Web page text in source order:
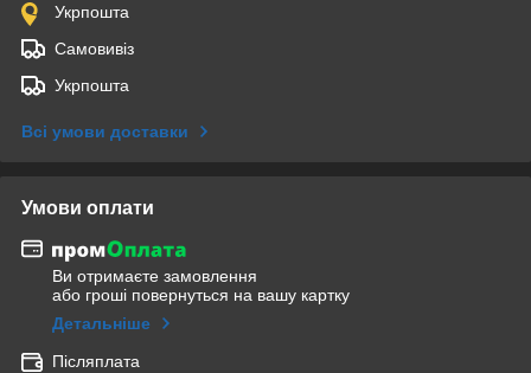
Укрпошта
Самовивіз
Укрпошта
Всі умови доставки
Умови оплати
Ви отримаєте замовлення
або гроші повернуться на вашу картку
Детальніше
Післяплата